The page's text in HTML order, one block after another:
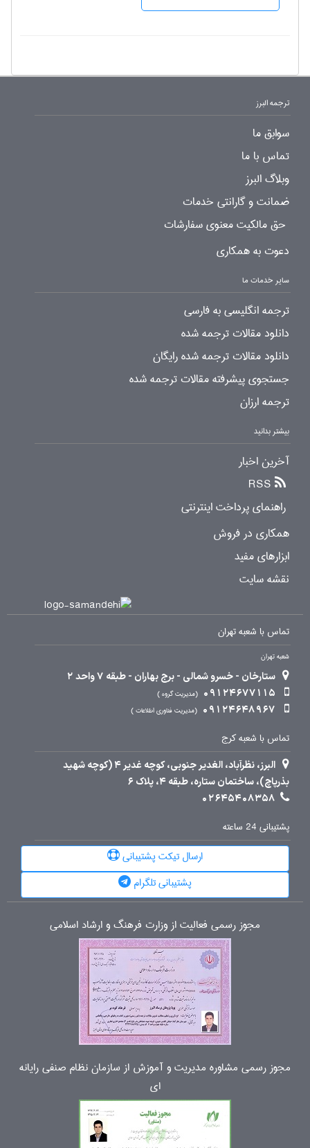
ترجمه البرز
سوابق ما
تماس با ما
وبلاگ البرز
ضمانت و گارانتی خدمات
حق مالکیت معنوی سفارشات
دعوت به همکاری
سایر خدمات ما
ترجمه انگلیسی به فارسی
دانلود مقالات ترجمه شده
دانلود مقالات ترجمه شده رایگان
جستجوی پیشرفته مقالات ترجمه شده
ترجمه ارزان
بیشتر بدانید
آخرین اخبار
RSS
راهنمای پرداخت اینترنتی
همکاری در فروش
ابزارهای مفید
نقشه سایت
تماس با شعبه تهران
شعبه تهران
ستارخان - خسرو شمالی - برج بهاران - طبقه 7 واحد 2
09124677115
مدیریت گروه
09124648967 مدیریت فناوری اطلاعات
تماس با شعبه کرج
البرز، نظرآباد، الغدیر جنوبی، کوچه غدیر 4 (کوچه شهید
بذرپاچ)، ساختمان ستاره، طبقه 4، پلاک 6
02645408358
پشتیبانی 24 ساعته
ارسال تیکت پشتیبانی
پشتیبانی تلگرام
مجوز رسمی فعالیت از وزارت فرهنگ و ارشاد اسلامی
مجوز رسمی مشاوره مدیریت و آموزش از سازمان نظام صنفی رایانه
ای